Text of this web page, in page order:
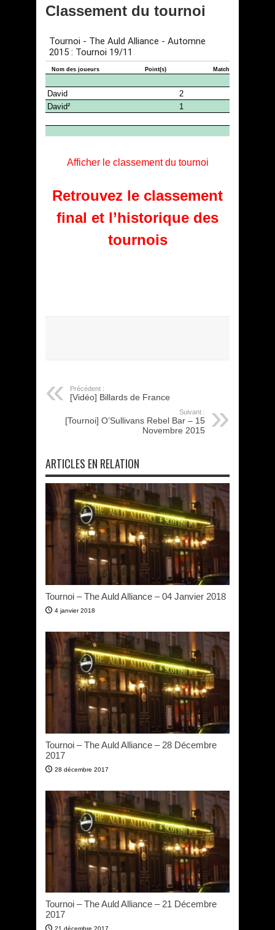
Classement du tournoi
Afficher le classement du tournoi
Retrouvez le classement
final et l’historique des
tournois
Précédent :
[Vidéo] Billards de France
Suivant :
[Tournoi] O’Sullivans Rebel Bar – 15
Novembre 2015
ARTICLES EN RELATION
Tournoi – The Auld Alliance – 04 Janvier 2018
4 janvier 2018
Tournoi – The Auld Alliance – 28 Décembre
2017
28 décembre 2017
Tournoi – The Auld Alliance – 21 Décembre
2017